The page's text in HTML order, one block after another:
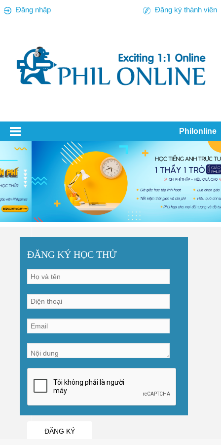
Đăng nhập Đăng ký thành viên
Philonline
ĐĂNG KÝ HỌC THỬ
ĐĂNG KÝ